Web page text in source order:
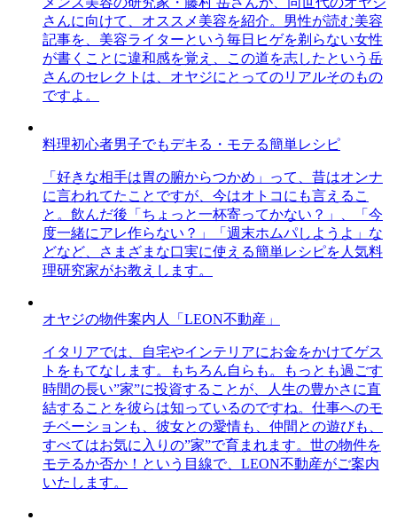
さんに向けて、オススメ美容を紹介。男性が読む美容
記事を、美容ライターという毎日ヒゲを剃らない女性
が書くことに違和感を覚え、この道を志したという岳
さんのセレクトは、オヤジにとってのリアルそのもの
ですよ。
料理初心者男子でもデキる・モテる簡単レシピ
「好きな相手は胃の腑からつかめ」って、昔はオンナ
に言われてたことですが、今はオトコにも言えるこ
と。飲んだ後「ちょっと一杯寄ってかない？」、「今
度一緒にアレ作らない？」「週末ホムパしようよ」な
どなど、さまざまな口実に使える簡単レシピを人気料
理研究家がお教えします。
オヤジの物件案内人「LEON不動産」
イタリアでは、自宅やインテリアにお金をかけてゲス
トをもてなします。もちろん自らも。もっとも過ごす
時間の長い”家”に投資することが、人生の豊かさに直
結することを彼らは知っているのですね。仕事へのモ
チベーションも、彼女との愛情も、仲間との遊びも、
すべてはお気に入りの”家”で育まれます。世の物件を
モテるか否か！という目線で、LEON不動産がご案内
いたします。